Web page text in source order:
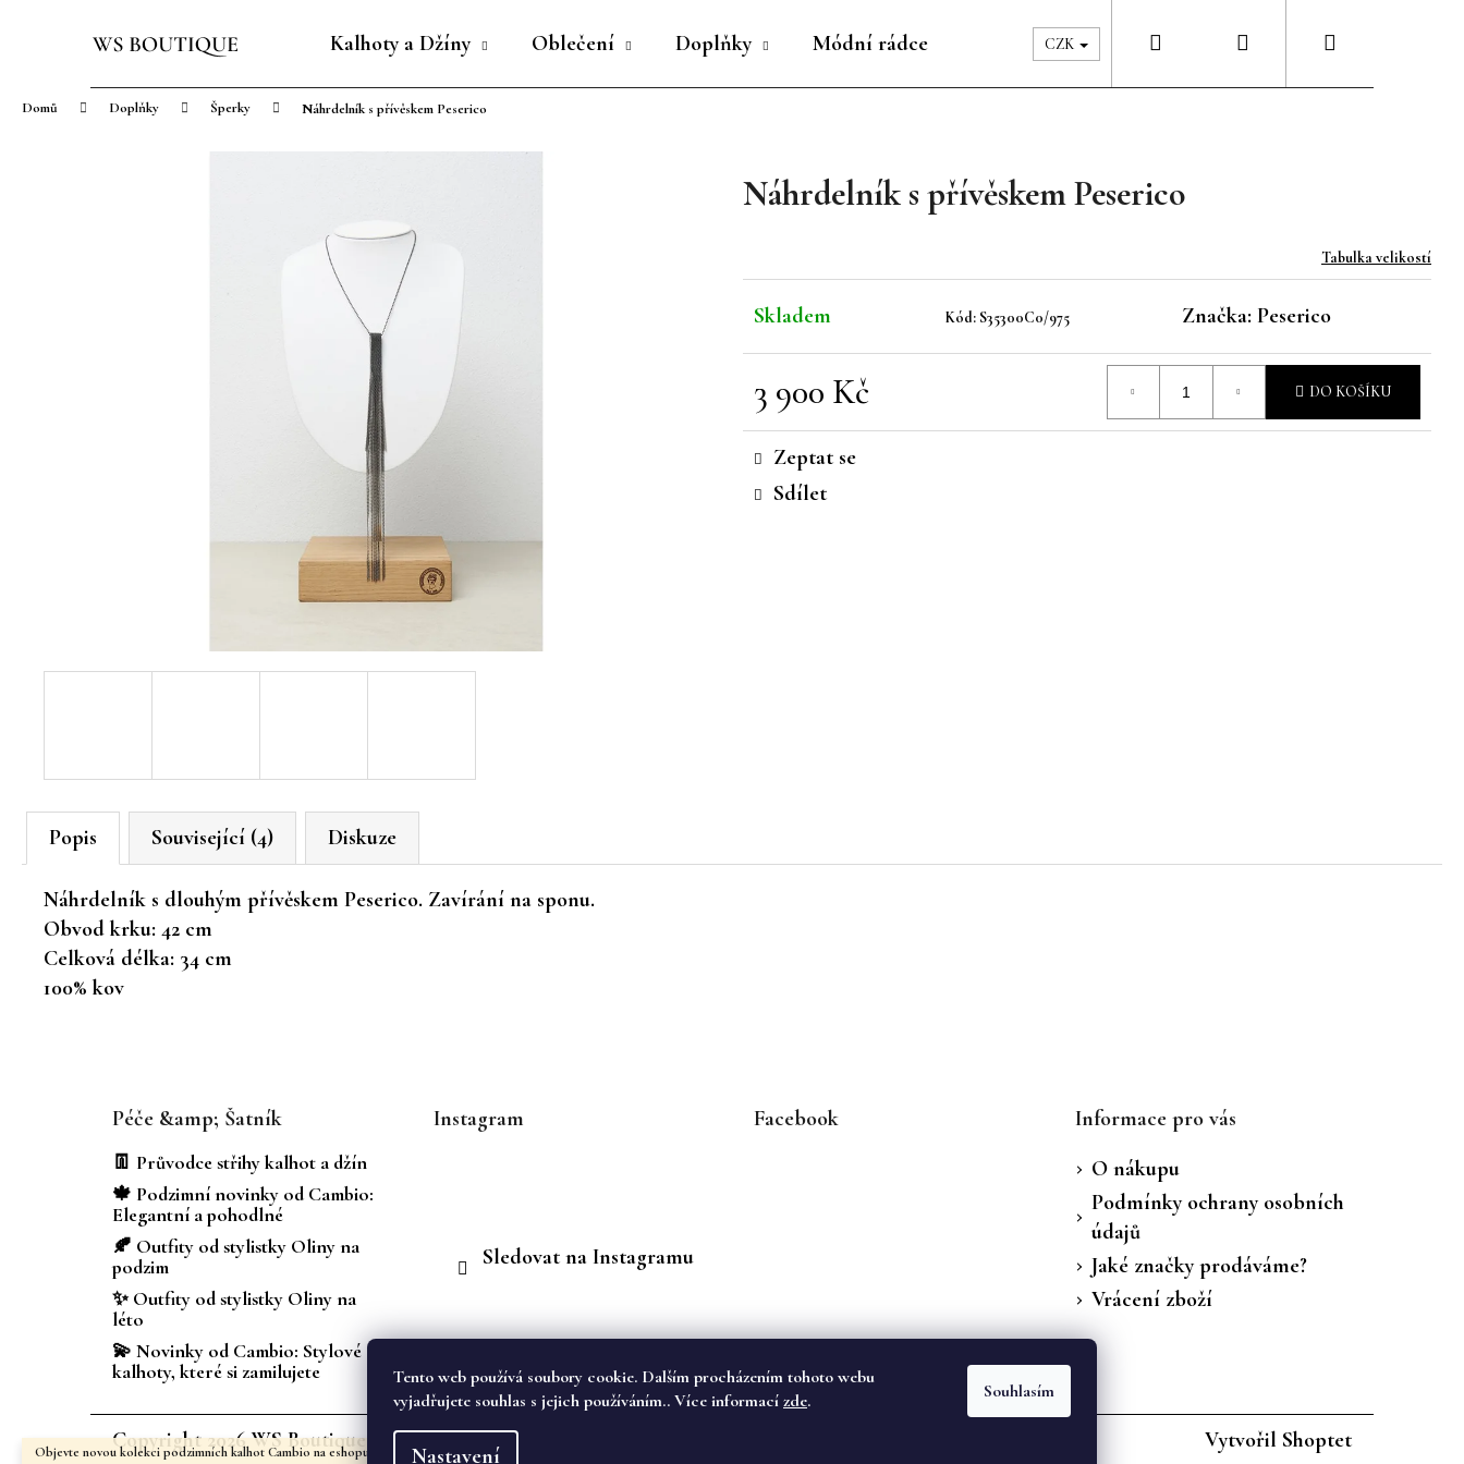
Tento web používá soubory cookie. Dalším procházením tohoto webu
vyjadřujete souhlas s jejich používáním.. Více informací zde.
Nastavení
Souhlasím
Objevte novou kolekci podzimních kalhot Cambio na eshopu i v kamenném obchodě
Kalhoty a Džíny Oblečení Doplňky Módní rádce Péče & Šatník Kontakty
CZK Přihlášení
Domů Doplňky Šperky Náhrdelník s přívěskem Peserico
Náhrdelník s přívěskem Peserico
Tabulka velikostí
Skladem Kód: S35300C0/975 Značka: Peserico
3 900 Kč
Měrná
cena:
DO KOŠÍKU
Zeptat se
Sdílet
Popis Související (4) Diskuze
Náhrdelník s dlouhým přívěskem Peserico. Zavírání na sponu.
Obvod krku: 42 cm
Celková délka: 34 cm
100% kov
Zpět
obchodu
Zpět
obchodu
HLEDAT
Péče &amp; Šatník
👖 Průvodce střihy kalhot a džín
🍁 Podzimní novinky od Cambio:
Elegantní a pohodlné
🍂 Outfity od stylistky Oliny na
podzim
✨ Outfity od stylistky Oliny na
léto
💫 Novinky od Cambio: Stylové
kalhoty, které si zamilujete
Instagram
Sledovat na Instagramu
Facebook
Informace pro vás
O nákupu
Podmínky ochrany osobních
údajů
Jaké značky prodáváme?
Vrácení zboží
Vytvořil Shoptet
Copyright 2026WS Boutique. Všechna práva vyhrazena.